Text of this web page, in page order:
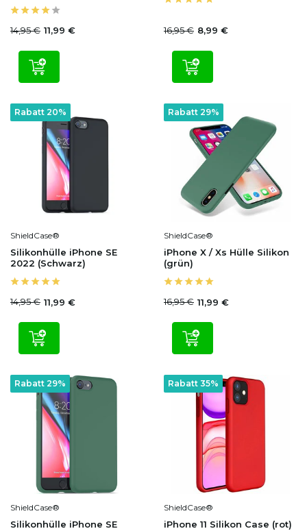
14,95 € 11,99 € 16,95 € 8,99 €
Rabatt 20%
ShieldCase®
Silikonhülle iPhone SE
2022 (Schwarz)
14,95 € 11,99 €
Rabatt 29%
ShieldCase®
iPhone X / Xs Hülle Silikon
(grün)
16,95 € 11,99 €
Rabatt 29%
ShieldCase®
Silikonhülle iPhone SE
Rabatt 35%
ShieldCase®
iPhone 11 Silikon Case (rot)